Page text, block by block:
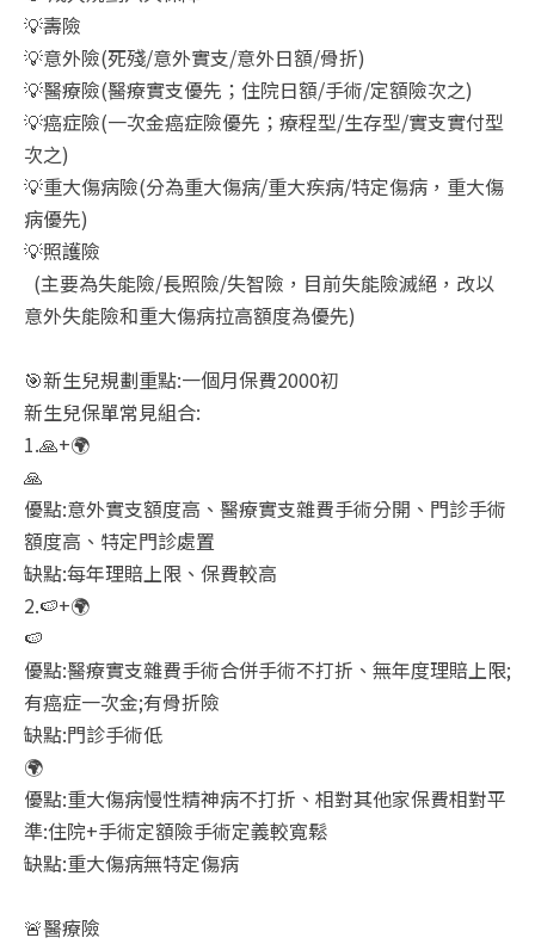
💡壽險
💡意外險(死殘/意外實支/意外日額/骨折)
💡醫療險(醫療實支優先；住院日額/手術/定額險次之)
💡癌症險(一次金癌症險優先；療程型/生存型/實支實付型
次之)
💡重大傷病險(分為重大傷病/重大疾病/特定傷病，重大傷
病優先)
💡照護險
(主要為失能險/長照險/失智險，目前失能險滅絕，改以
意外失能險和重大傷病拉高額度為優先)
🎯新生兒規劃重點:一個月保費2000初
新生兒保單常見組合:
1.🙏+🌍
🙏
優點:意外實支額度高、醫療實支雜費手術分開、門診手術
額度高、特定門診處置
缺點:每年理賠上限、保費較高
2.🍉+🌍
🍉
優點:醫療實支雜費手術合併手術不打折、無年度理賠上限;
有癌症一次金;有骨折險
缺點:門診手術低
🌍
優點:重大傷病慢性精神病不打折、相對其他家保費相對平
準:住院+手術定額險手術定義較寬鬆
缺點:重大傷病無特定傷病
🚨醫療險